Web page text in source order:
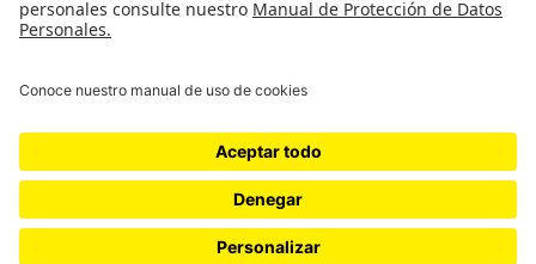
Podcasts
Proyectos 070
SÍGUENOS